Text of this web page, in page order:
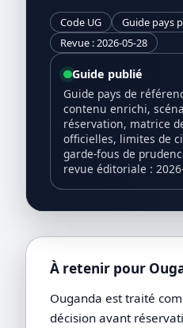
Code UG
Guide pays
Revue : 2026-05-28
Guide publié
Guide pays de
contenu enrichi,
réservation, matrice
officielles, limites de
garde-fous de
revue éditoriale :
À retenir pour
Ouganda est traité
décision avant